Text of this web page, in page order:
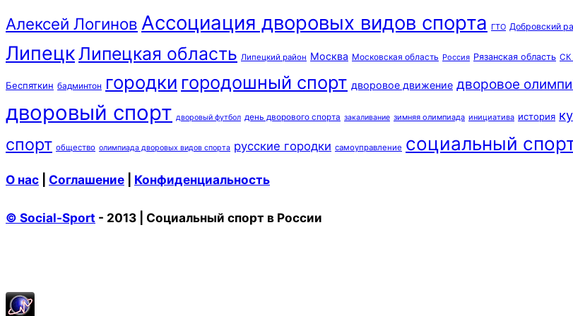
Алексей Логинов Ассоциация дворовых видов спорта ГТО Добровский
ЛипецкЛипецкая область Липецкий район Москва Московская область Россия Рязанская область СК
Беспяткин бадминтон городки городошный спорт дворовое движение дворовое
дворовый спорт дворовый футбол день дворового спорта закаливание зимняя олимпиада инициатива история
спорт общество олимпиада дворовых видов спорта русские городки самоуправление социальный
О нас Соглашение Конфиденциальность
© Social-Sport - 2013 | Социальный спорт в России